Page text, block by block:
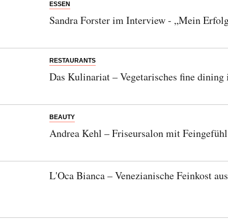
ESSEN
Sandra Forster im Interview - „Mein
RESTAURANTS
Das Kulinariat – Vegetarisches fine dining
BEAUTY
Andrea Kehl – Friseursalon mit
L'Oca Bianca – Venezianische Feinkost